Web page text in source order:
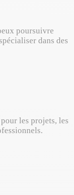
poursuivre
dans des
les projets, les